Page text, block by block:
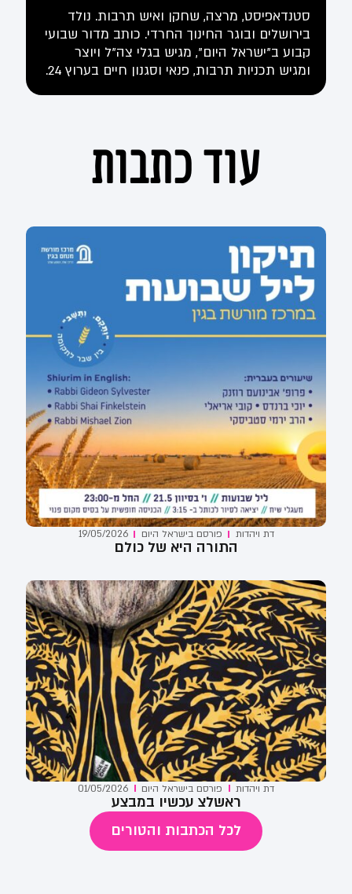
סטנדאפיסט, מרצה, שחקן ואיש תרבות. נולד
בירושלים ובוגר החינוך החרדי. כותב מדור שבועי
קבוע ב"ישראל היום", מגיש בגלי צה"ל ויוצר
ומגיש תכניות תרבות, פנאי וסגנון חיים בערוץ 24.
עוד כתבות
דת ויהדות פורסם בישראל היום 19/05/2026
התורה היא של כולם
דת ויהדות פורסם בישראל היום 01/05/2026
ראשלצ עכשיו במבצע
לכל הכתבות והטורים